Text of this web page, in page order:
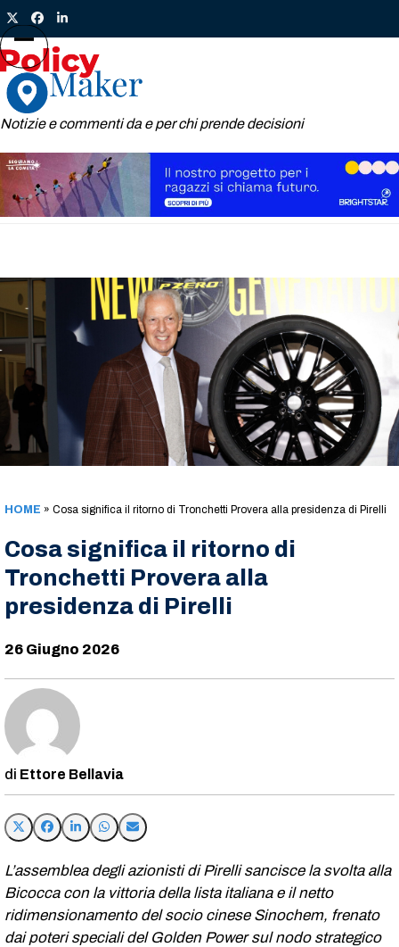
Skip
to
content
TwitterFacebook
LinkedIn
Notizie e commenti da e per chi prende decisioni
Open
mobile
menu
Close
mobile
menu
HOME » Cosa significa il ritorno di Tronchetti Provera alla presidenza di Pirelli
Cosa significa il ritorno di
Tronchetti Provera alla
presidenza di Pirelli
26 Giugno 2026
Ettore Bellavia
L’assemblea degli azionisti di Pirelli sancisce la svolta alla
Bicocca con la vittoria della lista italiana e il netto
ridimensionamento del socio cinese Sinochem, frenato
dai poteri speciali del Golden Power sul nodo strategico